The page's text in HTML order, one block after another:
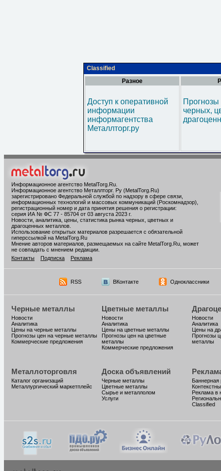
Classified
Разное
Доступ к оперативной
информации
информагентства
Металлторг.ру
черных,
Информационное агентство MetalTorg.Ru
Информационное агентство Металлторг. Ру (MetalTorg.Ru)
зарегистрировано Федеральной службой по надзору в сфере связи,
информационных технологий и массовых коммуникаций (Роскомнадзор),
регистрационный номер и дата принятия решения о регистрации:
серия ИА № ФС 77 - 85704 от 03 августа 2023 г.
Новости, аналитика, цены, статистика рынка черных, цветных и
драгоценных металлов.
Использование открытых материалов разрешается с обязательной
гиперссылкой на MetalTorg.Ru
Мнение авторов материалов, размещаемых на сайте MetalTorg.Ru, может
не совпадать с мнением редакции.
Контакты
Подписка Реклама
RSS ВКонтакте Одноклассники
Черные металлы
Новости
Аналитика
Цены на черные металлы
Прогнозы цен на черные металлы
Коммерческие предложения
Цветные металлы
Новости
Аналитика
Цены на цветные металлы
Прогнозы цен на цветные
металлы
Коммерческие предложения
Новости
Аналитика
Цены на
Прогнозы
металлы
Металлоторговля
Каталог организаций
Металлургический маркетплейс
Доска объявлений
Черные металлы
Цветные металлы
Сырье и металлолом
Услуги
Баннерная
Реклама в
Classified